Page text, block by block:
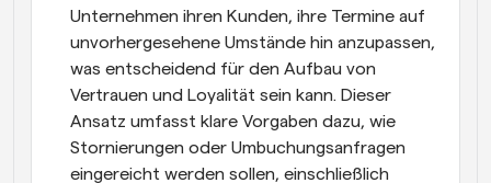
Unternehmen ihren Kunden, ihre Termine auf
unvorhergesehene Umstände hin anzupassen,
was entscheidend für den Aufbau von
Vertrauen und Loyalität sein kann. Dieser
Ansatz umfasst klare Vorgaben dazu, wie
Stornierungen oder Umbuchungsanfragen
eingereicht werden sollen, einschließlich